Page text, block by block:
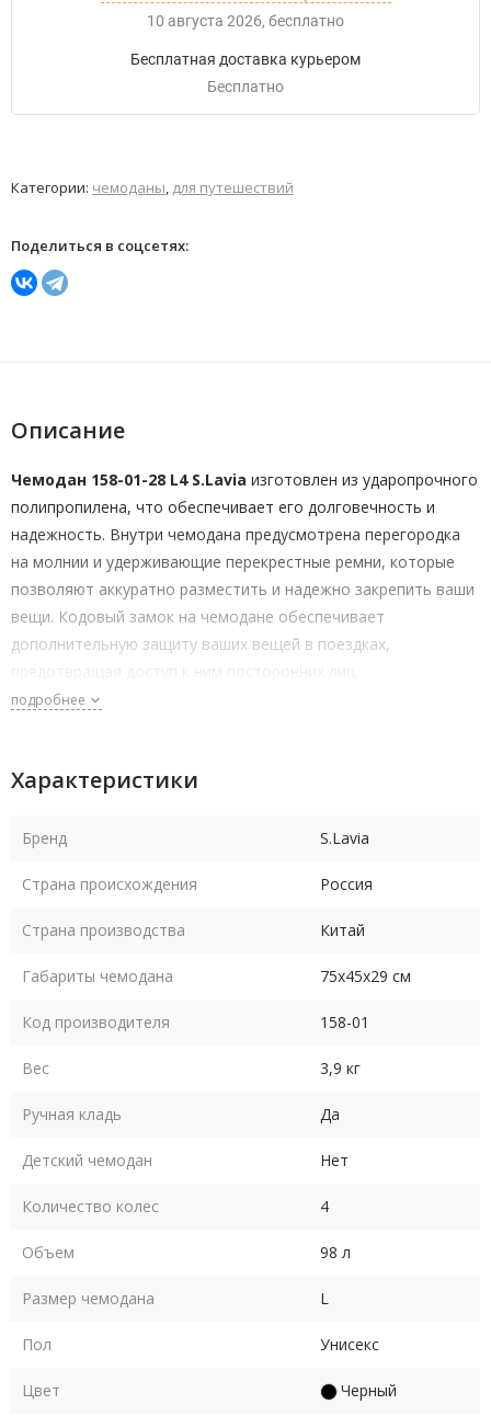
10 августа 2026
Бесплатно
Бесплатная доставка курьером
Бесплатно
Категории: чемоданы, для путешествий
Поделиться в соцсетях:
Описание
Чемодан 158-01-28 L4 S.Lavia изготовлен из ударопрочного
полипропилена, что обеспечивает его долговечность и
надежность. Внутри чемодана предусмотрена перегородка
на молнии и удерживающие перекрестные ремни, которые
позволяют аккуратно разместить и надежно закрепить ваши
вещи. Кодовый замок на чемодане обеспечивает
дополнительную защиту ваших вещей в поездках,
подробнее
Характеристики
Бренд S.Lavia
Страна происхождения Россия
Страна производства Китай
Габариты чемодана 75х45х29 см
Код производителя 158-01
Вес 3,9 кг
Ручная кладь Да
Детский чемодан Нет
Количество колес 4
Объем 98 л
Размер чемодана L
Пол Унисекс
Цвет Черный